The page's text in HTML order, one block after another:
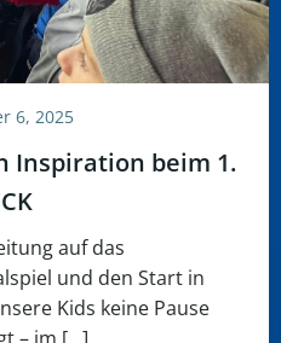
6, 2025
Inspiration beim 1.
auf das
und den Start in
Kids keine Pause